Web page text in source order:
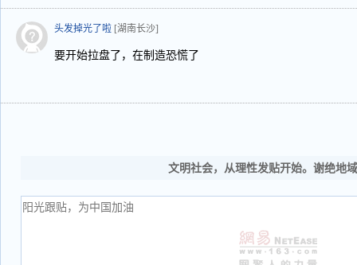
头发掉光了啦 [湖南长沙]
要开始拉盘了，在制造恐慌了
文明社会，从理性发贴开始。谢绝地